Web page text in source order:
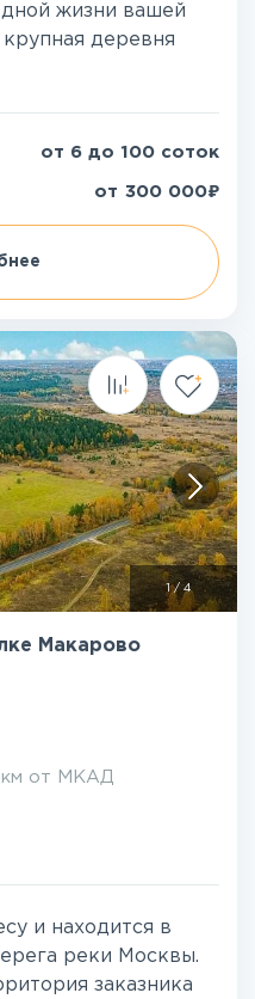
жизни вашей
деревня
от 6 до 100 соток
от 300 000₽
1/4
Макарово
от МКАД
и находится в
реки Москвы.
заказника